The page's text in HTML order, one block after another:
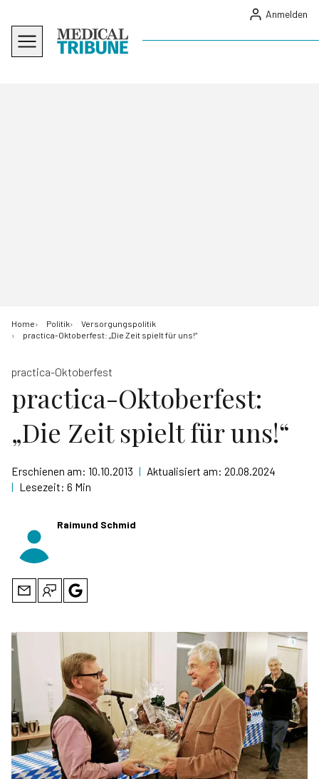
Anmelden
Home Politik
Versorgungspolitik
practica-Oktoberfest: „Die Zeit spielt für uns!“
practica-Oktoberfest
practica-Oktoberfest:
„Die Zeit spielt für uns!“
Erschienen am: 10.10.2013 | Aktualisiert am: 20.08.2024
| Lesezeit: 6 Min
Raimund Schmid